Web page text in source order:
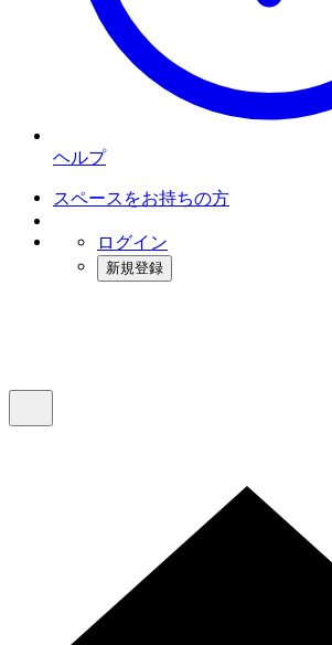
ヘルプ
スペースをお持ちの方
ログイン
新規登録